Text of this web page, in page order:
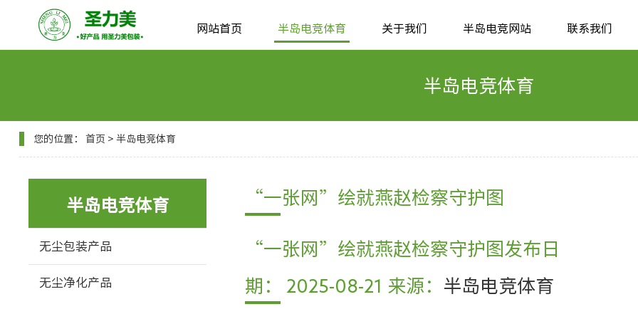
网站首页 半岛电竞体育 关于我们 半岛电竞网站 联系我们
半岛电竞体育
您的位置： 首页 > 半岛电竞体育
半岛电竞体育
无尘包装产品
无尘净化产品
“一张网”绘就燕赵检察守护图
“一张网”绘就燕赵检察守护图 发布日
期： 2025-08-21 来源： 半岛电竞体育